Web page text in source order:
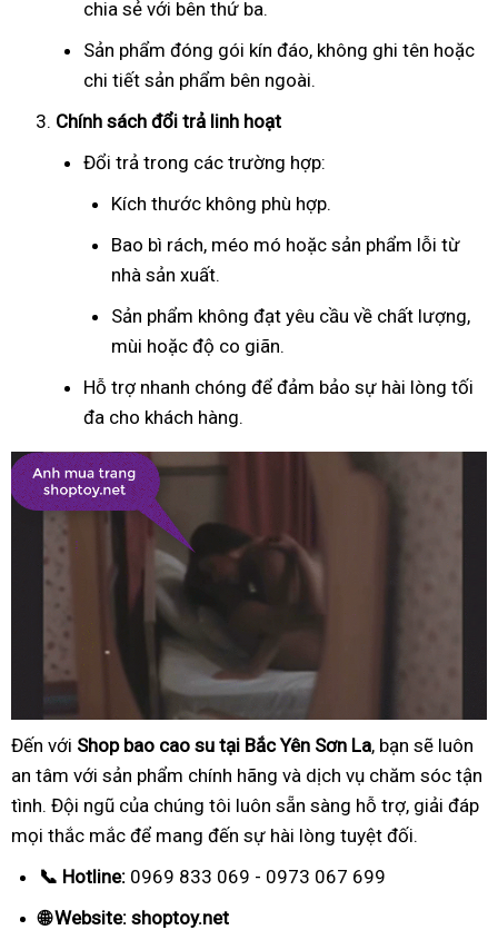
chia sẻ với bên thứ ba.
Sản phẩm đóng gói kín đáo, không ghi tên hoặc
chi tiết sản phẩm bên ngoài.
Chính sách đổi trả linh hoạt
Đổi trả trong các trường hợp:
Kích thước không phù hợp.
Bao bì rách, méo mó hoặc sản phẩm lỗi từ
nhà sản xuất.
Sản phẩm không đạt yêu cầu về chất lượng,
mùi hoặc độ co giãn.
Hỗ trợ nhanh chóng để đảm bảo sự hài lòng tối
đa cho khách hàng.
Đến với Shop bao cao su tại Bắc Yên Sơn La, bạn sẽ luôn
an tâm với sản phẩm chính hãng và dịch vụ chăm sóc tận
tình. Đội ngũ của chúng tôi luôn sẵn sàng hỗ trợ, giải đáp
mọi thắc mắc để mang đến sự hài lòng tuyệt đối.
📞 Hotline: 0969 833 069 - 0973 067 699
🌐 Website: shoptoy.net